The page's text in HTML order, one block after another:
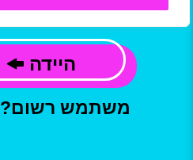
היידה
משתמש רשום?